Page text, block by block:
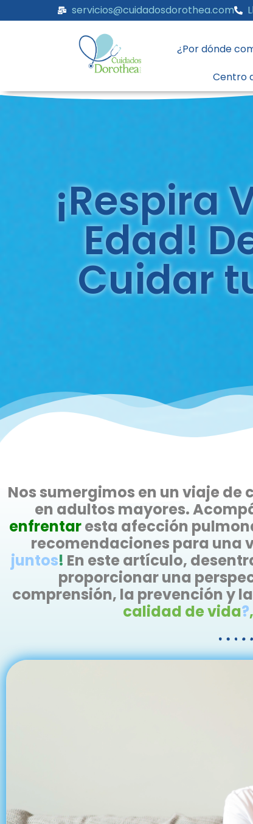
servicios@cuidadosdorothea.com
¿Por dónde
Centro
¡Respira
Edad!
Cuidar
Nos sumergimos en un viaje de
en adultos mayores.
enfrentaresta afección
recomendaciones para una
juntos! En este artículo,
proporcionar una
comprensión, la prevención y
calidad de vida?